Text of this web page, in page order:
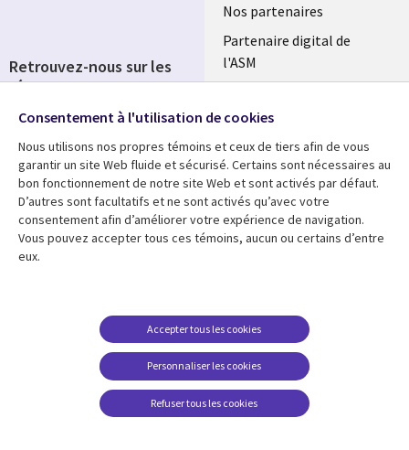
Nos partenaires
Partenaire digital de
l'ASM
Fusions
Ressources
Library
Links
Articles
Blog
Support
Legal
Accessibilité
conditions juridiques
FAQ Carrières
Centre de gestion des
témoins
Retrouvez-nous sur les
réseaux
Social
Media
FRANCE
Consentement à l'utilisation de cookies
Nous utilisons nos propres témoins et ceux de tiers afin de vous
garantir un site Web fluide et sécurisé. Certains sont nécessaires au
bon fonctionnement de notre site Web et sont activés par défaut.
D’autres sont facultatifs et ne sont activés qu’avec votre
consentement afin d’améliorer votre expérience de navigation.
Vous pouvez accepter tous ces témoins, aucun ou certains d’entre
eux.
Personnaliser les cookies
Accepter tous les cookies
Refuser tous les cookies